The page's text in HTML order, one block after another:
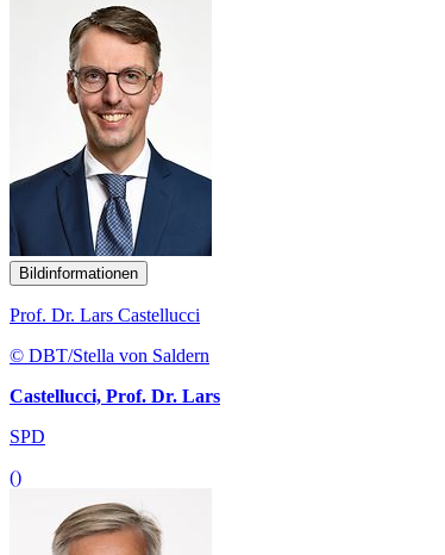
Bildinformationen
Prof. Dr. Lars Castellucci
© DBT/Stella von Saldern
Castellucci, Prof. Dr. Lars
SPD
()